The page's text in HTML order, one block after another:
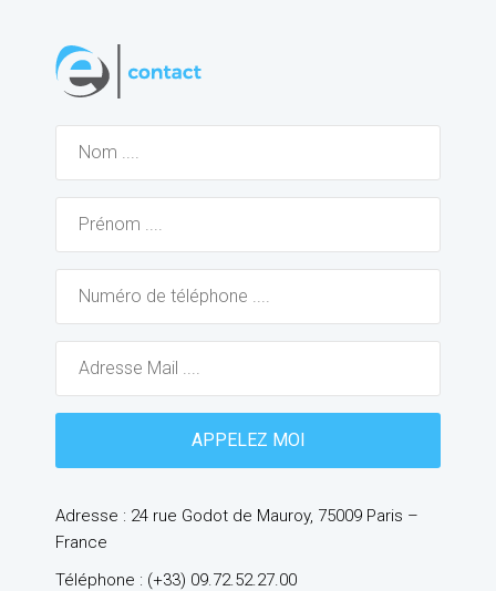
Adresse : 24 rue Godot de Mauroy, 75009 Paris –
France
Téléphone : (+33) 09.72.52.27.00